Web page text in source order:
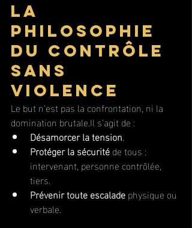
La
philosophie
du contrôle
sans
violence
Le but n’est pas la confrontation, ni la
domination brutale.Il s’agit de :
Désamorcer la tension.
Protéger la sécurité de tous :
intervenant, personne contrôlée,
tiers.
Prévenir toute escalade physique ou
verbale.